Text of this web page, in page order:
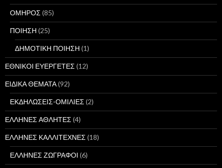
ΟΜΗΡΟΣ(85)
ΠΟΙΗΣΗ (25)
ΔΗΜΟΤΙΚΗ ΠΟΙΗΣΗ (1)
ΕΘΝΙΚΟΙ ΕΥΕΡΓΕΤΕΣ(12)
ΕΙΔΙΚΑ ΘΕΜΑΤΑ(92)
ΕΚΔΗΛΩΣΕΙΣ-ΟΜΙΛΙΕΣ(2)
ΕΛΛΗΝΕΣ ΑΘΛΗΤΕΣ(4)
ΕΛΛΗΝΕΣ ΚΑΛΛΙΤΕΧΝΕΣ(18)
ΕΛΛΗΝΕΣ ΖΩΓΡΑΦΟΙ (6)